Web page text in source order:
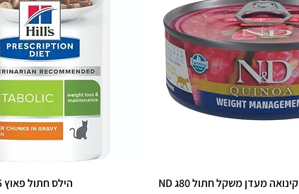
קינואה מעדן משקל חתול 80ג ND
הילס חתול פאוץ 85 ג Metabolic